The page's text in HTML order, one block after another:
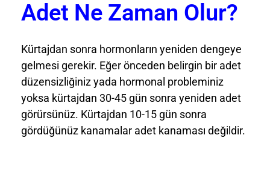
Adet Ne Zaman Olur?
Kürtajdan sonra hormonların yeniden dengeye
gelmesi gerekir. Eğer önceden belirgin bir adet
düzensizliğiniz yada hormonal probleminiz
yoksa kürtajdan 30-45 gün sonra yeniden adet
görürsünüz. Kürtajdan 10-15 gün sonra
gördüğünüz kanamalar adet kanaması değildir.